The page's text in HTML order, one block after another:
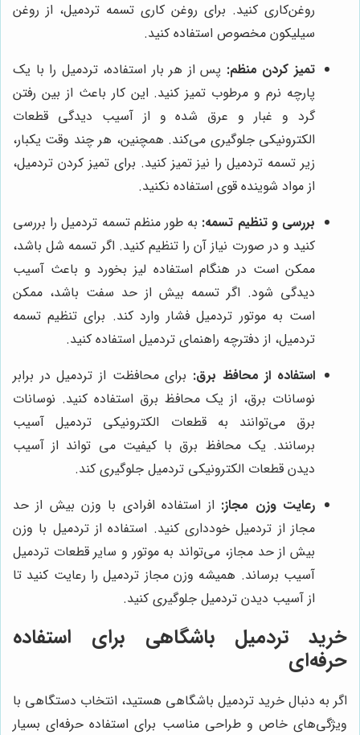
روغن‌کاری کنید. برای روغن کاری تسمه تردمیل، از روغن
سیلیکون مخصوص استفاده کنید.
تمیز کردن منظم: پس از هر بار استفاده، تردمیل را با یک
پارچه نرم و مرطوب تمیز کنید. این کار باعث از بین رفتن
گرد و غبار و عرق شده و از آسیب دیدگی قطعات
الکترونیکی جلوگیری می‌کند. همچنین، هر چند وقت یکبار،
زیر تسمه تردمیل را نیز تمیز کنید. برای تمیز کردن تردمیل،
از مواد شوینده قوی استفاده نکنید.
بررسی و تنظیم تسمه: به طور منظم تسمه تردمیل را بررسی
کنید و در صورت نیاز آن را تنظیم کنید. اگر تسمه شل باشد،
ممکن است در هنگام استفاده لیز بخورد و باعث آسیب
دیدگی شود. اگر تسمه بیش از حد سفت باشد، ممکن
است به موتور تردمیل فشار وارد کند. برای تنظیم تسمه
تردمیل، از دفترچه راهنمای تردمیل استفاده کنید.
استفاده از محافظ برق: برای محافظت از تردمیل در برابر
نوسانات برق، از یک محافظ برق استفاده کنید. نوسانات
برق می‌توانند به قطعات الکترونیکی تردمیل آسیب
برسانند. یک محافظ برق با کیفیت می تواند از آسیب
دیدن قطعات الکترونیکی تردمیل جلوگیری کند.
رعایت وزن مجاز: از استفاده افرادی با وزن بیش از حد
مجاز از تردمیل خودداری کنید. استفاده از تردمیل با وزن
بیش از حد مجاز، می‌تواند به موتور و سایر قطعات تردمیل
آسیب برساند. همیشه وزن مجاز تردمیل را رعایت کنید تا
از آسیب دیدن تردمیل جلوگیری کنید.
خرید تردمیل باشگاهی برای استفاده
حرفه‌ای
اگر به دنبال خرید تردمیل باشگاهی هستید، انتخاب دستگاهی با
ویژگی‌های خاص و طراحی مناسب برای استفاده حرفه‌ای بسیار